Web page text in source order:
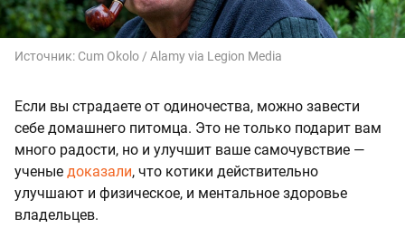
Источник: Cum Okolo / Alamy via Legion Media
Если вы страдаете от одиночества, можно завести
себе домашнего питомца. Это не только подарит вам
много радости, но и улучшит ваше самочувствие —
ученые доказали, что котики действительно
улучшают и физическое, и ментальное здоровье
владельцев.